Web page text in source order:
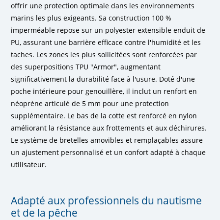
offrir une protection optimale dans les environnements
marins les plus exigeants. Sa construction 100 %
imperméable repose sur un polyester extensible enduit de
PU, assurant une barrière efficace contre l'humidité et les
taches. Les zones les plus sollicitées sont renforcées par
des superpositions TPU "Armor", augmentant
significativement la durabilité face à l'usure. Doté d'une
poche intérieure pour genouillère, il inclut un renfort en
néoprène articulé de 5 mm pour une protection
supplémentaire. Le bas de la cotte est renforcé en nylon
améliorant la résistance aux frottements et aux déchirures.
Le système de bretelles amovibles et remplaçables assure
un ajustement personnalisé et un confort adapté à chaque
utilisateur.
Adapté aux professionnels du nautisme
et de la pêche